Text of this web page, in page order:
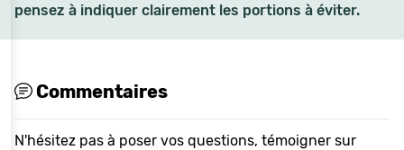
pensez à indiquer clairement les portions à éviter.
Commentaires
N'hésitez pas à poser vos questions, témoigner sur